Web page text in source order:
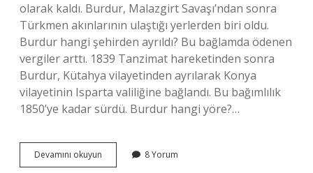
olarak kaldı. Burdur, Malazgirt Savaşı’ndan sonra
Türkmen akınlarının ulaştığı yerlerden biri oldu.
Burdur hangi şehirden ayrıldı? Bu bağlamda ödenen
vergiler arttı. 1839 Tanzimat hareketinden sonra
Burdur, Kütahya vilayetinden ayrılarak Konya
vilayetinin Isparta valiliğine bağlandı. Bu bağımlılık
1850’ye kadar sürdü. Burdur hangi yöre?…
Devamını okuyun Burdurun
Soyu
8 Yorum